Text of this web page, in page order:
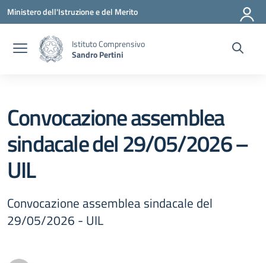
Vai ai contenuti
Vai al menu di navigazione
Vai al footer
Ministero dell'Istruzione e del Merito
Istituto Comprensivo
Sandro Pertini
Convocazione assemblea
sindacale del 29/05/2026 –
UIL
Convocazione assemblea sindacale del
29/05/2026 - UIL